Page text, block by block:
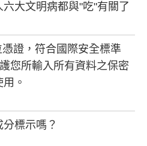
大文明病都與"吃"有關了
證，符合國際安全標準
您所輸入所有資料之保密
。
標示嗎？